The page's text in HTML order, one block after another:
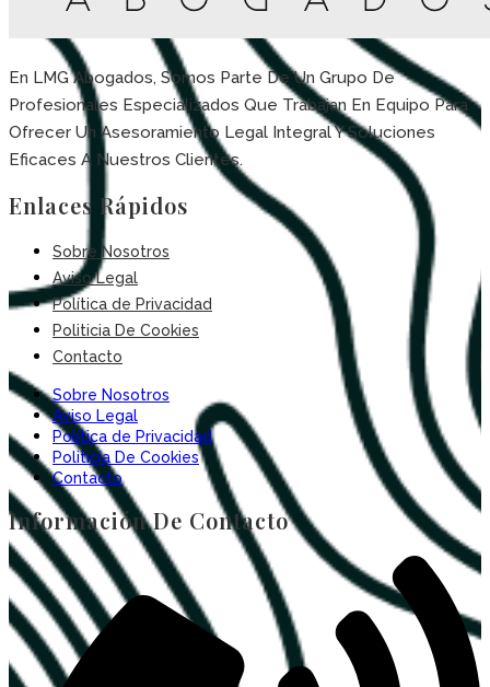
En LMG Abogados, Somos Parte De Un Grupo De
Profesionales Especializados Que Trabajan En Equipo Para
Ofrecer Un Asesoramiento Legal Integral Y Soluciones
Eficaces A Nuestros Clientes.
Enlaces Rápidos
Sobre Nosotros
Aviso Legal
Política de Privacidad
Politicia De Cookies
Contacto
Sobre Nosotros
Aviso Legal
Política de Privacidad
Politicia De Cookies
Contacto
Información De Contacto